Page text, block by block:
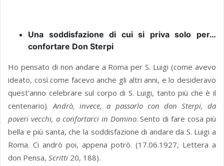
Una soddisfazione di cui si priva solo per…
confortare Don Sterpi
Ho pensato di non andare a Roma per S. Luigi (come avevo
ideato, così come facevo anche gli altri anni, e lo desideravo
quest'anno celebrare sul corpo di S. Luigi, tanto più che è il
centenario).Andrò, invece, a passarlo con don Sterpi, da
poveri vecchi, a confortarci in Domino. Sento di fare cosa più
bella e più santa, che la soddisfazione di andare da S. Luigi a
Roma. Ci andrò poi, appena potrò. (17.06.1927, Lettera a
don Pensa, Scritti 20, 188).